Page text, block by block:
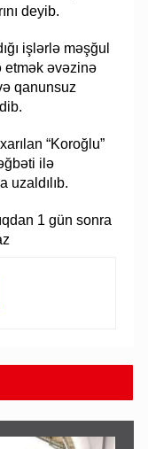
deyib.
işlərlə məşğul
etmək əvəzinə
qanunsuz
“Koroğlu”
ilə
uzaldılıb.
1 gün sonra